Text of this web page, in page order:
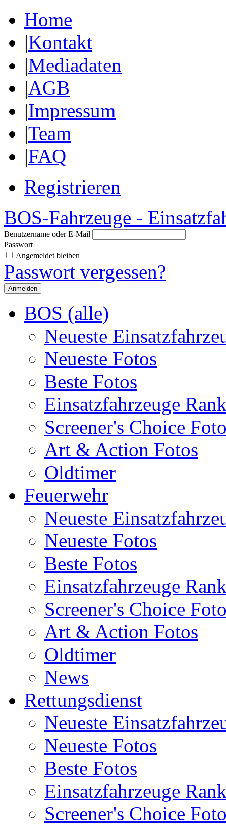
Home
|Kontakt
|Mediadaten
|AGB
|Impressum
|Team
|FAQ
Registrieren
BOS-Fahrzeuge -
Benutzername oder E-Mail
Passwort
Angemeldet bleiben
Passwort vergessen?
BOS (alle)
Neueste
Neueste Fotos
Beste Fotos
Einsatzfahrzeuge
Screener's Choice
Art & Action Fotos
Oldtimer
Feuerwehr
Neueste
Neueste Fotos
Beste Fotos
Einsatzfahrzeuge
Screener's Choice
Art & Action Fotos
Oldtimer
News
Rettungsdienst
Neueste
Neueste Fotos
Beste Fotos
Einsatzfahrzeuge
Screener's Choice